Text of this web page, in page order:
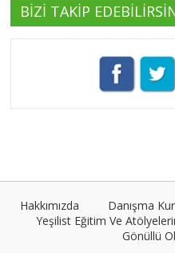
BİZİ TAKİP
Hakkımızda Danışma
Yeşilist Eğitim Ve
Gönüllü Ol